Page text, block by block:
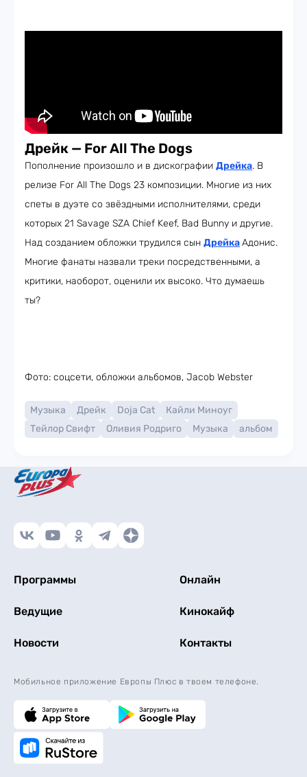
Дрейк — For All The Dogs
Пополнение произошло и в дискографии Дрейка. В
релизе For All The Dogs 23 композиции. Многие из них
спеты в дуэте со звёздными исполнителями, среди
которых 21 Savage SZA Chief Keef, Bad Bunny и другие.
Над созданием обложки трудился сын ДрейкаАдонис.
Многие фанаты назвали треки посредственными, а
критики, наоборот, оценили их высоко. Что думаешь
ты?
Фото: соцсети, обложки альбомов, Jacob Webster
Музыка Дрейк Doja Cat
Кайли Миноуг
Тейлор Свифт
Оливия Родриго Музыка альбом
Программы Онлайн
Ведущие Кинокайф
Новости Контакты
Мобильное приложение Европы Плюс в твоем телефоне.